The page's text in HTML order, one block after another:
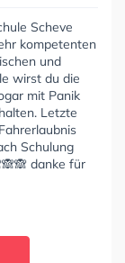
Scheve
kompetenten
und
wirst du die
mit Panik
Letzte
Schulung
danke für